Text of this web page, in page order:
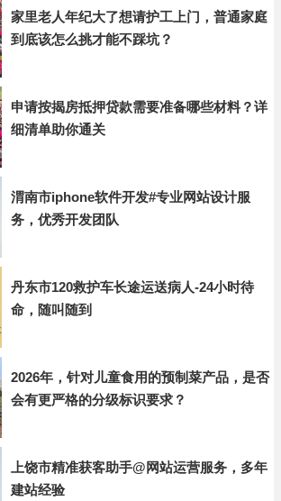
家里老人年纪大了想请护工上门，普通家庭
到底该怎么挑才能不踩坑？
申请按揭房抵押贷款需要准备哪些材料？详
细清单助你通关
渭南市iphone软件开发#专业网站设计服
务，优秀开发团队
丹东市120救护车长途运送病人-24小时待
命，随叫随到
2026年，针对儿童食用的预制菜产品，是否
会有更严格的分级标识要求？
上饶市精准获客助手@网站运营服务，多年
建站经验